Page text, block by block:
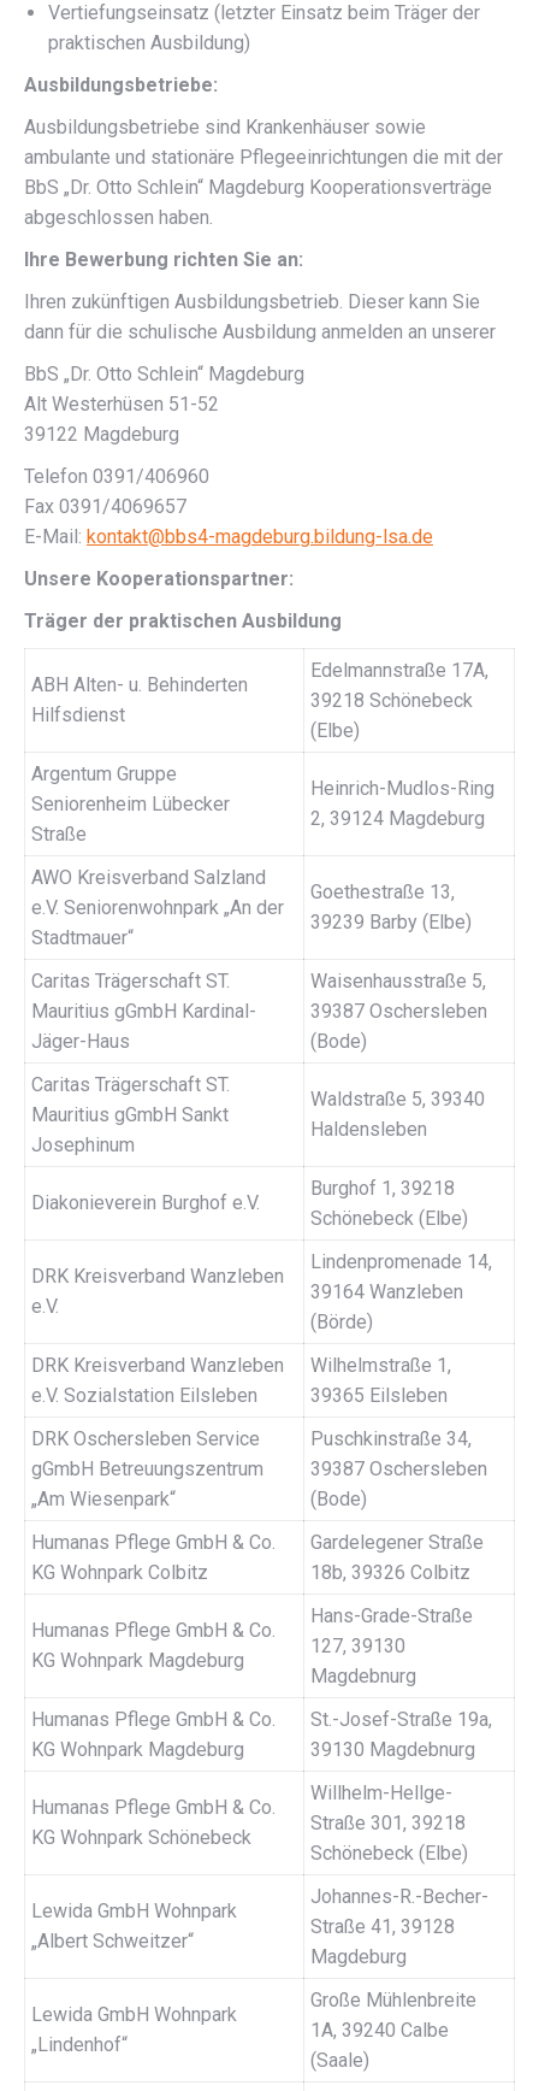
Vertiefungseinsatz (letzter Einsatz beim Träger der
praktischen Ausbildung)
Ausbildungsbetriebe:
Ausbildungsbetriebe sind Krankenhäuser sowie
ambulante und stationäre Pflegeeinrichtungen die mit der
BbS „Dr. Otto Schlein“ Magdeburg Kooperationsverträge
abgeschlossen haben.
Ihre Bewerbung richten Sie an:
Ihren zukünftigen Ausbildungsbetrieb. Dieser kann Sie
dann für die schulische Ausbildung anmelden an unserer
BbS „Dr. Otto Schlein“ Magdeburg
Alt Westerhüsen 51-52
39122 Magdeburg
Telefon 0391/406960
Fax 0391/4069657
E-Mail: kontakt@bbs4-magdeburg.bildung-lsa.de
Unsere Kooperationspartner:
Träger der praktischen Ausbildung
ABH Alten- u. Behinderten
Hilfsdienst
Edelmannstraße 17A,
39218 Schönebeck
(Elbe)
Argentum Gruppe
Seniorenheim Lübecker
Straße
Heinrich-Mudlos-Ring
2, 39124 Magdeburg
AWO Kreisverband Salzland
e.V. Seniorenwohnpark „An der
Stadtmauer“
Goethestraße 13,
39239 Barby (Elbe)
Caritas Trägerschaft ST.
Mauritius gGmbH Kardinal-
Jäger-Haus
Waisenhausstraße 5,
39387 Oschersleben
(Bode)
Caritas Trägerschaft ST.
Mauritius gGmbH Sankt
Josephinum
Waldstraße 5, 39340
Haldensleben
Diakonieverein Burghof e.V.
Burghof 1, 39218
Schönebeck (Elbe)
DRK Kreisverband Wanzleben
e.V.
Lindenpromenade 14,
39164 Wanzleben
(Börde)
DRK Kreisverband Wanzleben
e.V. Sozialstation Eilsleben
Wilhelmstraße 1,
39365 Eilsleben
DRK Oschersleben Service
gGmbH Betreuungszentrum
„Am Wiesenpark“
Puschkinstraße 34,
39387 Oschersleben
(Bode)
Humanas Pflege GmbH & Co.
KG Wohnpark Colbitz
Gardelegener Straße
18b, 39326 Colbitz
Humanas Pflege GmbH & Co.
KG Wohnpark Magdeburg
Hans-Grade-Straße
127, 39130
Magdebnurg
Humanas Pflege GmbH & Co.
KG Wohnpark Magdeburg
St.-Josef-Straße 19a,
39130 Magdebnurg
Humanas Pflege GmbH & Co.
KG Wohnpark Schönebeck
Willhelm-Hellge-
Straße 301, 39218
Schönebeck (Elbe)
Lewida GmbH Wohnpark
„Albert Schweitzer“
Johannes-R.-Becher-
Straße 41, 39128
Magdeburg
Lewida GmbH Wohnpark
„Lindenhof“
Große Mühlenbreite
1A, 39240 Calbe
(Saale)